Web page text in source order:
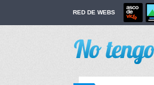
RED DE WEBS